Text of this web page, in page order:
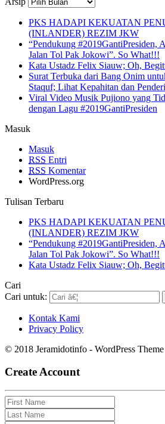
PKS HADAPI KEKUATAN
(INLANDER) REZIM JKW
“Pendukung #2019GantiPresiden,
Jalan Tol Pak Jokowi”. So What!!!
Kata Ustadz Felix Siauw; Oh,
Surat Terbuka dari Bang Onim
Staquf; Lihat Kepahitan dan
Viral Video Musik Pujiono yang
dengan Lagu #2019GantiPresiden
Masuk
Masuk
RSS Entri
RSS Komentar
WordPress.org
Tulisan Terbaru
PKS HADAPI KEKUATAN
(INLANDER) REZIM JKW
“Pendukung #2019GantiPresiden,
Jalan Tol Pak Jokowi”. So What!!!
Kata Ustadz Felix Siauw; Oh,
Cari
Cari untuk:
Kontak Kami
Privacy Policy
© 2018 Jeramidotinfo - WordPress
Create Account